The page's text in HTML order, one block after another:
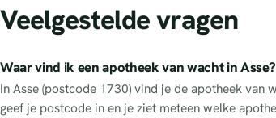
Veelgestelde vragen
Waar vind ik een apotheek van wacht in Asse?
In Asse (postcode 1730) vind je de apotheek van
geef je postcode in en je ziet meteen welke